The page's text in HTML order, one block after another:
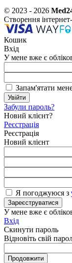
© 2023 - 2026
Створення
Кошик
Вхід
У мене вже є
Запам'ятати
Увійти
Забули пароль?
Новий клієнт?
Реєстрація
Реєстрація
Новий клієнт
Я погоджуюся з
Зареєструватися
У мене вже є
Вхід
Скинути пароль
Відновіть свій
Продовжити